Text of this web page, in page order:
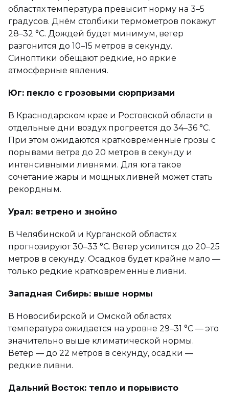
областях температура превысит норму на 3–5
градусов. Днём столбики термометров покажут
28–32 °C. Дождей будет минимум, ветер
разгонится до 10–15 метров в секунду.
Синоптики обещают редкие, но яркие
атмосферные явления.
Юг: пекло с грозовыми сюрпризами
В Краснодарском крае и Ростовской области в
отдельные дни воздух прогреется до 34–36 °C.
При этом ожидаются кратковременные грозы с
порывами ветра до 20 метров в секунду и
интенсивными ливнями. Для юга такое
сочетание жары и мощных ливней может стать
рекордным.
Урал: ветрено и знойно
В Челябинской и Курганской областях
прогнозируют 30–33 °C. Ветер усилится до 20–25
метров в секунду. Осадков будет крайне мало —
только редкие кратковременные ливни.
Западная Сибирь: выше нормы
В Новосибирской и Омской областях
температура ожидается на уровне 29–31 °C — это
значительно выше климатической нормы.
Ветер — до 22 метров в секунду, осадки —
редкие ливни.
Дальний Восток: тепло и порывисто